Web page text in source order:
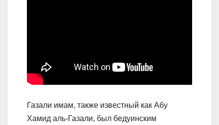
Газали имам, также известный как Абу
Хамид аль-Газали, был бедуинским